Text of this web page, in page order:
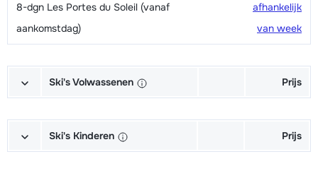
8-dgn Les Portes du Soleil (vanaf
aankomstdag)
afhankelijk
van week
Ski's Volwassenen Prijs
Schoenen + Stokken (6/7 dagen)
van week
Ski's Kinderen Prijs